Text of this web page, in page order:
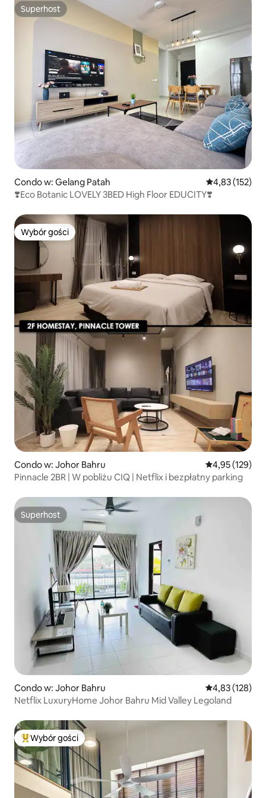
Superhost
Superhost
Condo w: Gelang Patah Średnia
4,83 (152)
❣️Eco Botanic LOVELY 3BED High Floor EDUCITY❣️
Wybór gości
Wybór gości
Condo w: Johor Bahru Średnia
4,95 (129)
Pinnacle 2BR | W pobliżu CIQ | Netflix i bezpłatny parking
Superhost
Superhost
Condo w: Johor Bahru Średnia
4,83 (128)
Netflix LuxuryHome Johor Bahru Mid Valley Legoland
Najpopularniejsze z kategorii Wybór gości
Wybór gości